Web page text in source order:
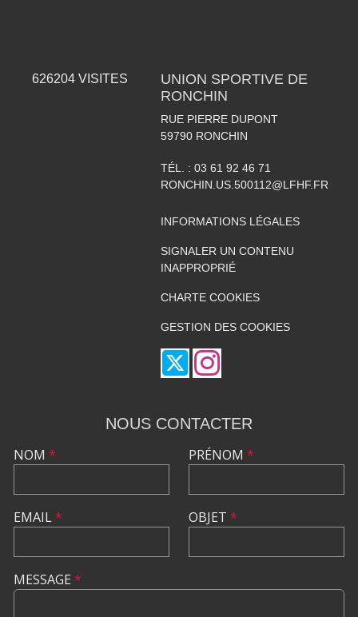
626204 VISITES
UNION SPORTIVE DE
RONCHIN
RUE PIERRE DUPONT
59790 RONCHIN
TÉL. : 03 61 92 46 71
RONCHIN.US.500112@LFHF.FR
INFORMATIONS LÉGALES
SIGNALER UN CONTENU
INAPPROPRIÉ
CHARTE COOKIES
GESTION DES COOKIES
NOUS CONTACTER
NOM *
EMAIL*
PRÉNOM *
OBJET *
MESSAGE *